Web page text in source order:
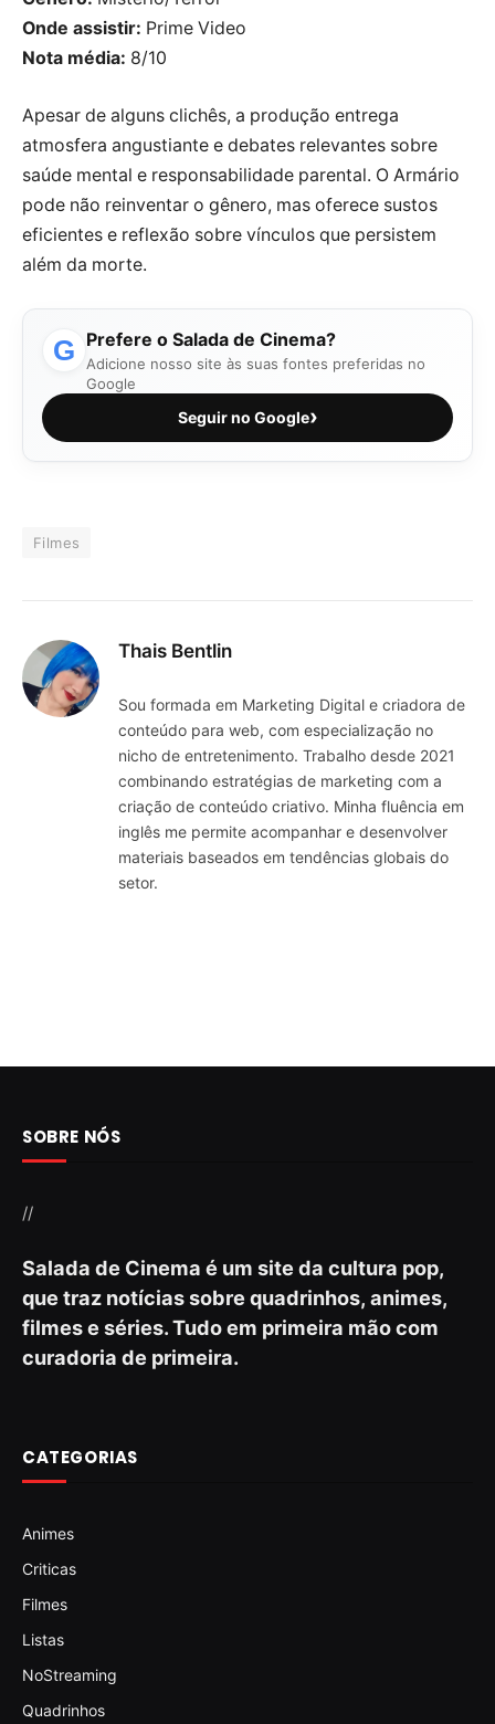
Onde assistir: Prime Video
Nota média: 8/10
Apesar de alguns clichês, a produção entrega
atmosfera angustiante e debates relevantes sobre
saúde mental e responsabilidade parental. O Armário
pode não reinventar o gênero, mas oferece sustos
eficientes e reflexão sobre vínculos que persistem
além da morte.
G Prefere o Salada de Cinema?
Adicione nosso site às suas fontes preferidas no
Google
Seguir no Google›
Filmes
Thais Bentlin
Sou formada em Marketing Digital e criadora de
conteúdo para web, com especialização no
nicho de entretenimento. Trabalho desde 2021
combinando estratégias de marketing com a
criação de conteúdo criativo. Minha fluência em
inglês me permite acompanhar e desenvolver
materiais baseados em tendências globais do
setor.
SOBRE NÓS
//
Salada de Cinema é um site da cultura pop,
que traz notícias sobre quadrinhos, animes,
filmes e séries. Tudo em primeira mão com
curadoria de primeira.
CATEGORIAS
Animes
Criticas
Filmes
Listas
NoStreaming
Quadrinhos